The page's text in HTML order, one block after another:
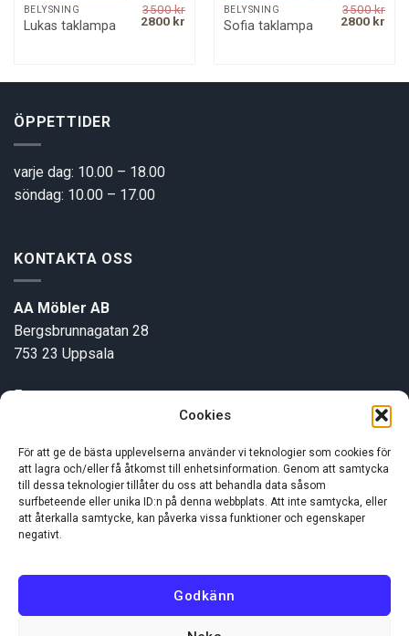
Cookies
För att ge de bästa upplevelserna använder vi teknologier som cookies för
att lagra och/eller få åtkomst till enhetsinformation. Genom att samtycka
till dessa teknologier tillåter du oss att behandla data såsom
surfbeteende eller unika ID:n på denna webbplats. Att inte samtycka, eller
att återkalla samtycke, kan påverka vissa funktioner och egenskaper
negativt.
Godkänn
BELYSNING
Lukas taklampa
3500kr
Original
2800 kr Current
BELYSNING
Sofia taklampa
3500kr
Original
2800 kr
ÖPPETTIDER
varje dag: 10.00 – 18.00
söndag: 10.00 – 17.00
KONTAKTA OSS
AA Möbler AB
Bergsbrunnagatan 28
753 23 Uppsala
E-post:
INFORMATION
Om oss